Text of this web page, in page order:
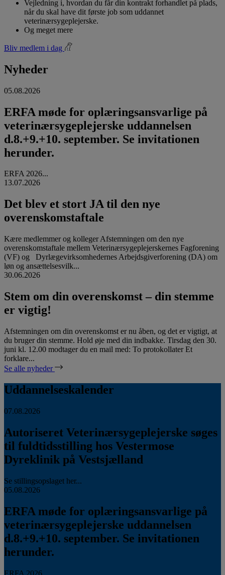
Vejledning i, hvordan du får din kontrakt forhandlet på plads,
når du skal have dit første job som uddannet
veterinærsygeplejerske.
Og meget mere
Bliv medlem i dag
Nyheder
05.08.2026
ERFA møde for oplæringsansvarlige på
veterinærsygeplejerske uddannelsen
d.8.+9.+10. september. Se invitationen
herunder.
ERFA 2026...
13.07.2026
Det blev et stort JA til den nye
overenskomstaftale
Kære medlemmer og kolleger Afstemningen om den nye
overenskomstaftale mellem Veterinærsygeplejerskernes Fagforening
(VF) og Dyrlægevirksomhedernes Arbejdsgiverforening (DA) om
løn og ansættelsesvilk...
30.06.2026
Stem om din overenskomst – din stemme
er vigtig!
Afstemningen om din overenskomst er nu åben, og det er vigtigt, at
du bruger din stemme. Hold øje med din indbakke. Tirsdag den 30.
juni kl. 12.00 modtager du en mail med: To protokollater Et
forklare...
Se alle nyheder
Uddannelseskalender
07.08.2026
Autoriseret Veterinærsygeplejerske søges
til fuldtidsstilling hos Vestermose
Dyreklinik på Vestsjælland
Se stillingsopslaget her...
05.08.2026
ERFA møde for oplæringsansvarlige på
veterinærsygeplejerske uddannelsen
d.8.+9.+10. september. Se invitationen
herunder.
ERFA 2026...